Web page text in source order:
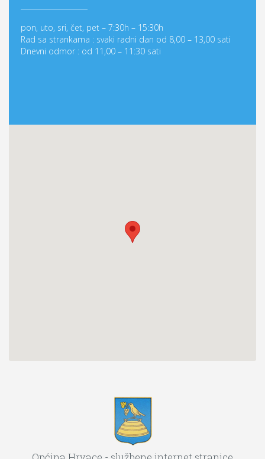
pon, uto, sri, čet, pet – 7:30h – 15:30h
Rad sa strankama : svaki radni dan od 8,00 – 13,00 sati
Dnevni odmor : od 11,00 – 11:30 sati